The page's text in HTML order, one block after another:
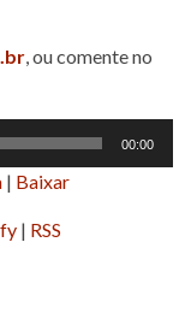
, ou comente no
00:00
| Baixar
| RSS